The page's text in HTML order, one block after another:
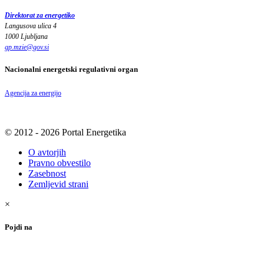
Direktorat za energetiko
Langusova ulica 4
1000 Ljubljana
gp.mzie@gov.si
Nacionalni energetski regulativni organ
Agencija za energijo
© 2012 - 2026 Portal Energetika
O avtorjih
Pravno obvestilo
Zasebnost
Zemljevid strani
×
Pojdi na